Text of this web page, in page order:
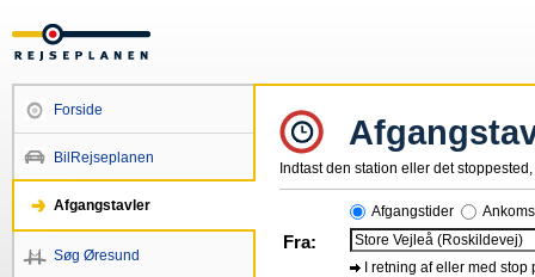
Forside
BilRejseplanen
Afgangstavler
Søg Øresund
Indtast den station eller det
Afgangstider
Fra:
I retning af eller med stop